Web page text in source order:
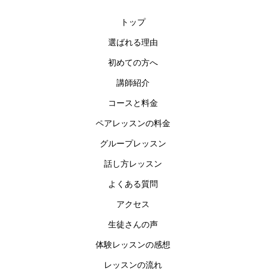
トップ
選ばれる理由
初めての方へ
講師紹介
コースと料金
ペアレッスンの料金
グループレッスン
話し方レッスン
よくある質問
アクセス
生徒さんの声
体験レッスンの感想
レッスンの流れ